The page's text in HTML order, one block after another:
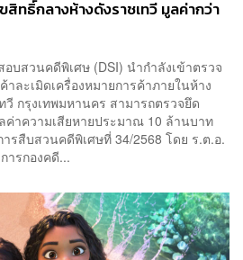
สิทธิ์กลางห้างดังราชเทวี มูลค่ากว่า
บสวนคดีพิเศษ (DSI) นำกำลังเข้าตรวจ
ละเมิดเครื่องหมายการค้าภายในห้าง
กรุงเทพมหานคร สามารถตรวจยึด
ค่าความเสียหายประมาณ 10 ล้านบาท
รสืบสวนคดีพิเศษที่ 34/2568 โดย ร.ต.อ.
ารกองคดี...